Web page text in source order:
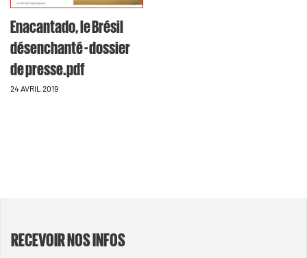
Enacantado, le Brésil
désenchanté - dossier
de presse.pdf
24 AVRIL 2019
RECEVOIR NOS INFOS